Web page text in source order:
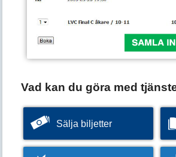
Vad kan du göra med
Sälja biljetter